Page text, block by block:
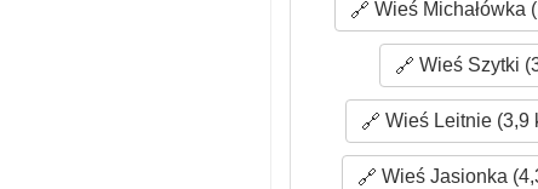
Wieś Michałówka
Wieś Szytki
Wieś Leitnie (3,9
Wieś Jasionka